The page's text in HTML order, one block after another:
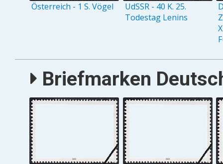
Österreich - 1 S. Vögel
UdSSR - 40 K. 25.
Todestag Lenins
Briefmarken